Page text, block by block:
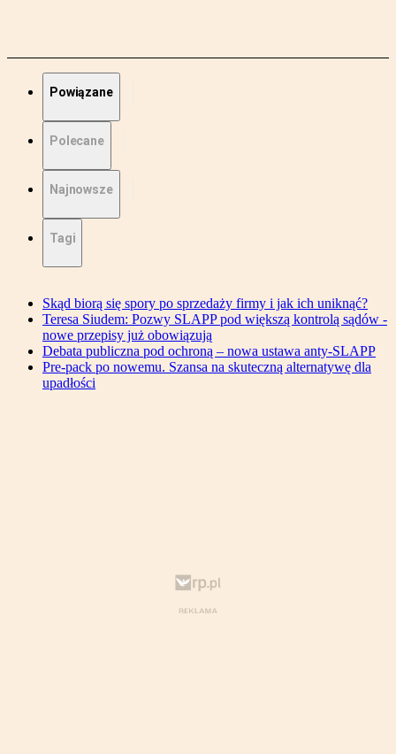
Powiązane
Polecane
Najnowsze
Tagi
Skąd biorą się spory po sprzedaży firmy i jak ich uniknąć?
Teresa Siudem: Pozwy SLAPP pod większą kontrolą sądów -
nowe przepisy już obowiązują
Debata publiczna pod ochroną – nowa ustawa anty-SLAPP
Pre-pack po nowemu. Szansa na skuteczną alternatywę dla
upadłości